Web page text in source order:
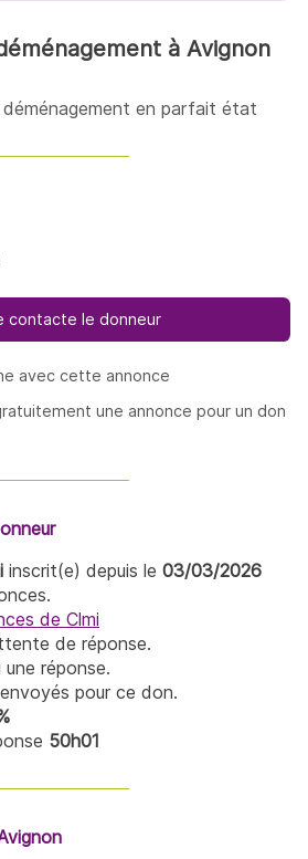
à Avignon
en parfait état
contacte le donneur
avec cette annonce
une annonce pour un don
inscrit(e) depuis le 03/03/2026
de Clmi
de réponse.
réponse.
pour ce don.
50h01